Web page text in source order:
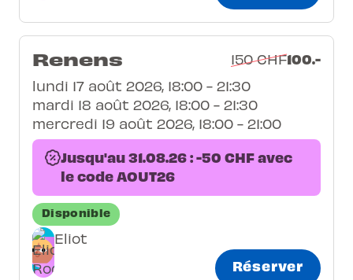
Renens 150 CHF100.-
lundi 17 août 2026, 18:00 - 21:30
mardi 18 août 2026, 18:00 - 21:30
mercredi 19 août 2026, 18:00 - 21:00
Jusqu'au 31.08.26 : -50 CHF avec
le code AOUT26
Disponible
Eliot
Réserver